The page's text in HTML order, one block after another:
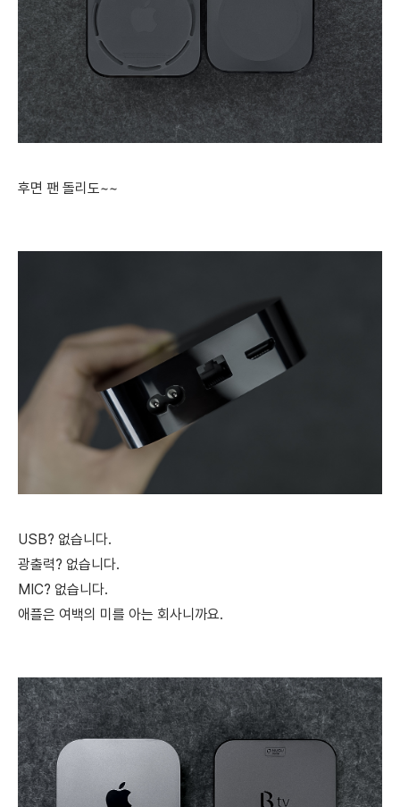
후면 팬 돌리도~~
USB? 없습니다.
광출력? 없습니다.
MIC? 없습니다.
애플은 여백의 미를 아는 회사니까요.